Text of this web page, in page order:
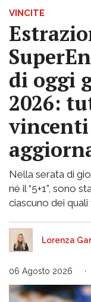
VINCITE
di oggi
2026:
Nella serata di
né il “5+1”, sono
ciascuno dei quali
Lorenza
06 Agosto 2026